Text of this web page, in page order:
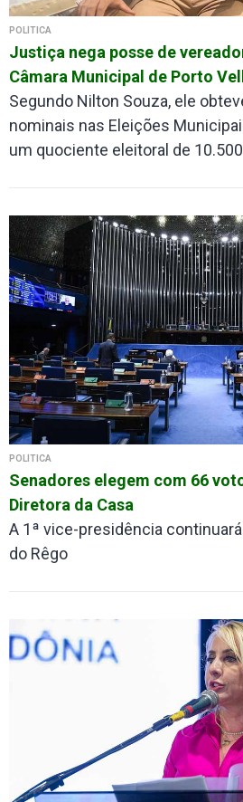
POLÍTICA
Justiça nega posse de
Câmara Municipal de Porto
Segundo Nilton Souza, ele
nominais nas Eleições
um quociente eleitoral de
POLÍTICA
Senadores elegem com 66
Diretora da Casa
A 1ª vice-presidência
do Rêgo